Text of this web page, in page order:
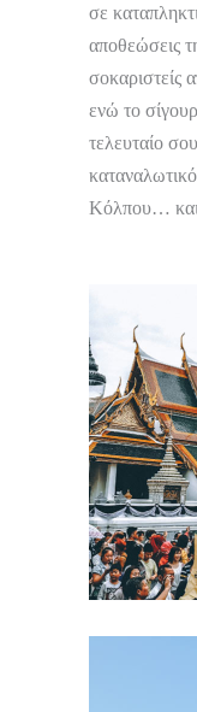
σε
αποθεώσεις
σοκαριστείς
ενώ το
τελευταίο
Κόλπου… και